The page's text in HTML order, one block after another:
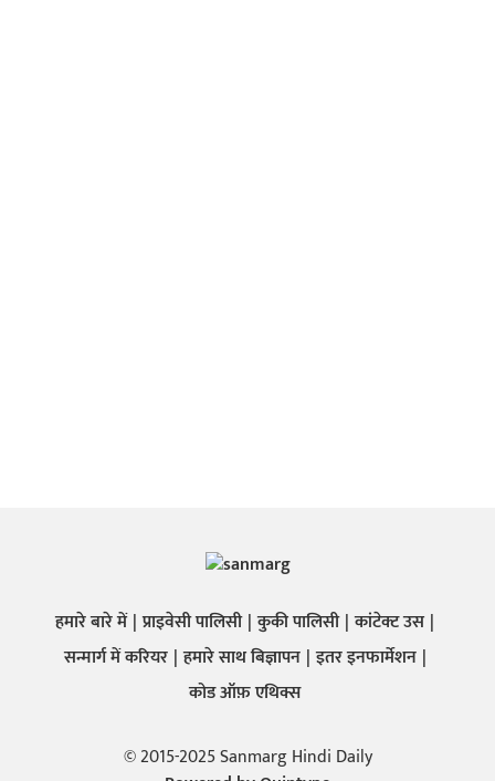
हमारे बारे में प्राइवेसी पालिसी कुकी पालिसी कांटेक्ट उस
सन्मार्ग में करियर हमारे साथ बिज्ञापन इतर इनफार्मेशन
कोड ऑफ़ एथिक्स
© 2015-2025 Sanmarg Hindi Daily